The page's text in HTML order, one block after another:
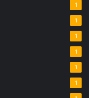
1
1
1
1
1
1